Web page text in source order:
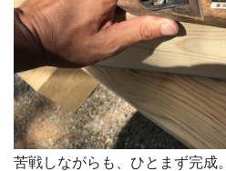
苦戦しながらも、ひとまず完成。